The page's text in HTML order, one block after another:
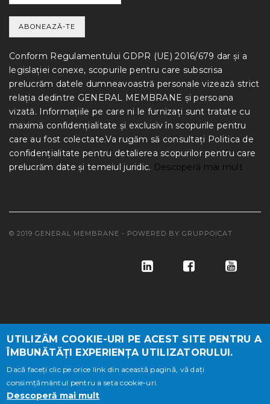
Conform Regulamentului GDPR (UE) 2016/679 dar și a
legislației conexe, scopurile pentru care subscrisa
prelucrăm datele dumneavoastră personale vizează strict
relația dedintre GENERAL MEMBRANE și persoana
vizată. Informațiile pe care ni le furnizați sunt tratate cu
maximă confidențialitate și exclusiv în scopurile pentru
care au fost colectate.Va rugăm să consultați Politica de
confidențialitate pentru detalierea scopurilor pentru care
prelucrăm date și temeiul juridic. Descoperă mai mult
© 2019 GENERAL MEMBRANE - POWERED BY GRUPPOICAT
© GENERAL MEMBRANE S.A, NR.INREGISTRARE REG.COM
J10/497/1997, CUI RO 9761684, CAP.SOC. LEI 21.220.000
UTILIZĂM COOKIE-URI PE ACEST SITE PENTRU A
ÎMBUNĂTĂȚI EXPERIENȚA UTILIZATORULUI.
Dacă faceți clic pe orice link din această pagină, vă dați
consimțământul pentru a seta cookie-uri.
Descoperă mai mult